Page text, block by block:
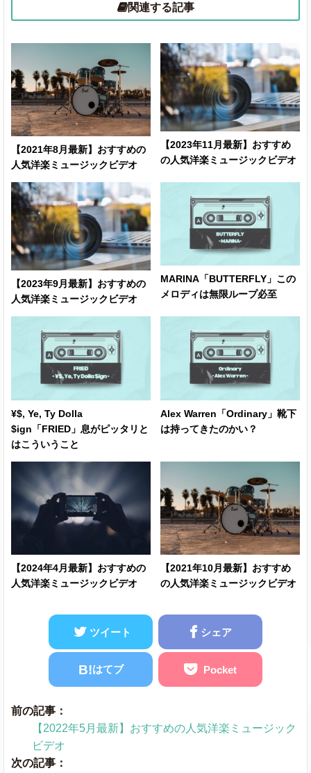
関連する記事
【2021年8月最新】おすすめの
人気洋楽ミュージックビデオ
【2023年11月最新】おすすめ
の人気洋楽ミュージックビデオ
【2023年9月最新】おすすめの
人気洋楽ミュージックビデオ
MARINA「BUTTERFLY」この
メロディは無限ループ必至
¥$, Ye, Ty Dolla
$ign「FRIED」息がピッタリと
はこういうこと
Alex Warren「Ordinary」靴下
は持ってきたのかい？
【2024年4月最新】おすすめの
人気洋楽ミュージックビデオ
【2021年10月最新】おすすめ
の人気洋楽ミュージックビデオ
ツイート シェア
B!はてブ Pocket
前の記事：
【2022年5月最新】おすすめの人気洋楽ミュージック
ビデオ
次の記事：